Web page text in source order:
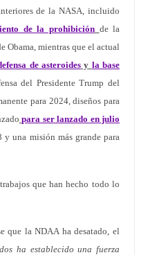
de la NASA, incluido
de la prohibición de la
Obama, mientras que el actual
de asteroidesy la base
del Presidente Trump del
para 2024, diseños para
para ser lanzado en julio
y una misión más grande para
que han hecho todo lo
que la NDAA ha desatado, el
ha establecido una fuerza